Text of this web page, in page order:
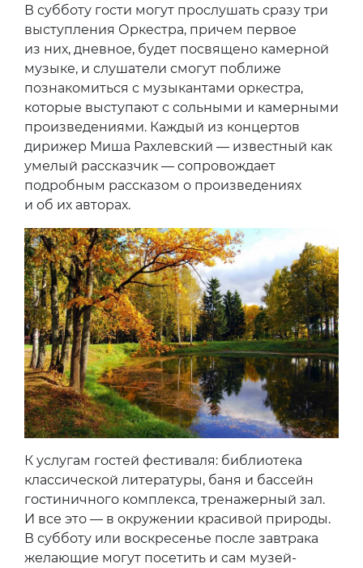
В субботу гости могут прослушать сразу три
выступления Оркестра, причем первое
из них, дневное, будет посвящено камерной
музыке, и слушатели смогут поближе
познакомиться с музыкантами оркестра,
которые выступают с сольными и камерными
произведениями. Каждый из концертов
дирижер Миша Рахлевский — известный как
умелый рассказчик — сопровождает
подробным рассказом о произведениях
и об их авторах.
К услугам гостей фестиваля: библиотека
классической литературы, баня и бассейн
гостиничного комплекса, тренажерный зал.
И все это — в окружении красивой природы.
В субботу или воскресенье после завтрака
желающие могут посетить и сам музей-